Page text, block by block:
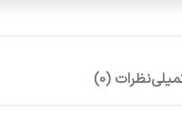
نظرات (0)